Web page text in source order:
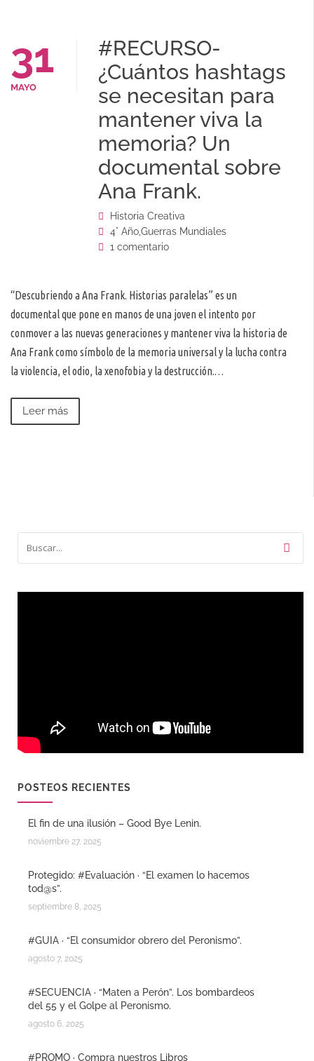
31
MAYO
#RECURSO-
¿Cuántos hashtags
se necesitan para
mantener viva la
memoria? Un
documental sobre
Ana Frank.
Historia Creativa
4° Año,Guerras Mundiales
1 comentario
“Descubriendo a Ana Frank. Historias paralelas” es un
documental que pone en manos de una joven el intento por
conmover a las nuevas generaciones y mantener viva la historia de
Ana Frank como símbolo de la memoria universal y la lucha contra
la violencia, el odio, la xenofobia y la destrucción.…
Leer más
POSTEOS RECIENTES
El fin de una ilusión – Good Bye Lenin.
noviembre 27, 2025
Protegido: #Evaluación · “El examen lo hacemos
tod@s”.
septiembre 8, 2025
#GUIA · “El consumidor obrero del Peronismo”.
agosto 7, 2025
#SECUENCIA · “Maten a Perón”. Los bombardeos
del 55 y el Golpe al Peronismo.
agosto 6, 2025
#PROMO · Compra nuestros Libros